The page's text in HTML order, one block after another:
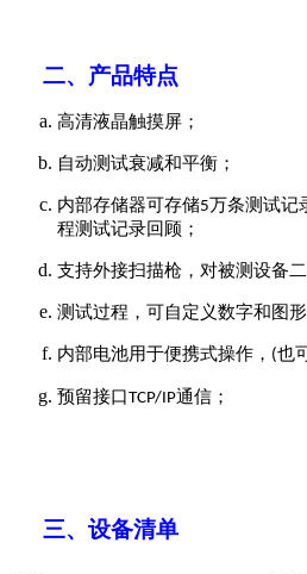
二、 产品特点
高清液晶触摸屏；
自动测试衰减和平衡；
内部存储器可存储5万条测试记
程测试记录回顾；
支持外接扫描枪，对被测设备
测试过程，可自定义数字和图
内部电池用于便携式操作 ， (也
预留接口TCP/IP通信；
三、 设备清单